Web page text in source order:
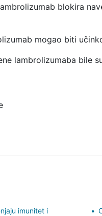
blokira
mogao biti
lambrolizumaba bile
imunitet i